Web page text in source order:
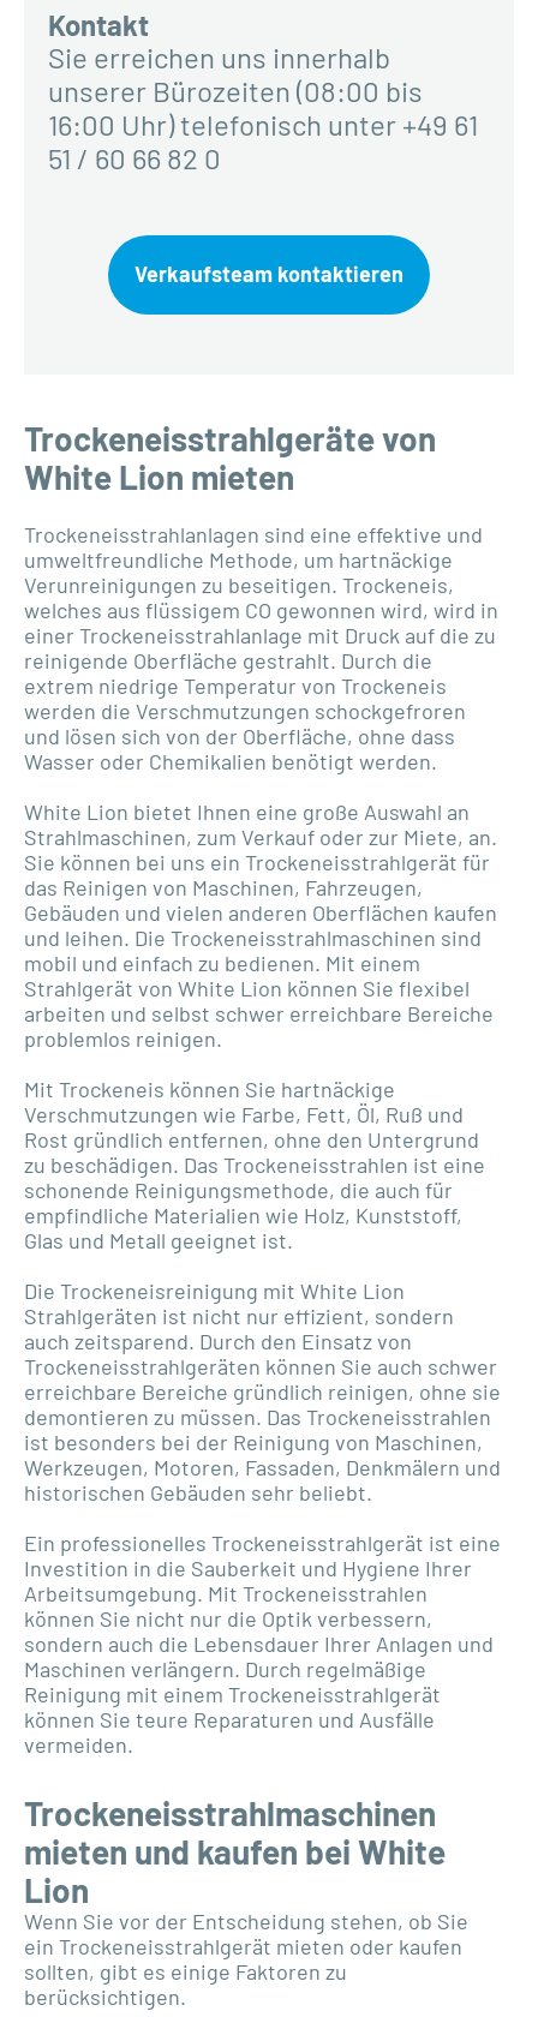
Kontakt
Sie erreichen uns innerhalb
unserer Bürozeiten (08:00 bis
16:00 Uhr) telefonisch unter +49 61
51 / 60 66 82 0
Verkaufsteam kontaktieren
Trockeneisstrahlgeräte von
White Lion mieten
Trockeneisstrahlanlagen sind eine effektive und
umweltfreundliche Methode, um hartnäckige
Verunreinigungen zu beseitigen. Trockeneis,
welches aus flüssigem CO gewonnen wird, wird in
einer Trockeneisstrahlanlage mit Druck auf die zu
reinigende Oberfläche gestrahlt. Durch die
extrem niedrige Temperatur von Trockeneis
werden die Verschmutzungen schockgefroren
und lösen sich von der Oberfläche, ohne dass
Wasser oder Chemikalien benötigt werden.
White Lion bietet Ihnen eine große Auswahl an
Strahlmaschinen, zum Verkauf oder zur Miete, an.
Sie können bei uns ein Trockeneisstrahlgerät für
das Reinigen von Maschinen, Fahrzeugen,
Gebäuden und vielen anderen Oberflächen kaufen
und leihen. Die Trockeneisstrahlmaschinen sind
mobil und einfach zu bedienen. Mit einem
Strahlgerät von White Lion können Sie flexibel
arbeiten und selbst schwer erreichbare Bereiche
problemlos reinigen.
Mit Trockeneis können Sie hartnäckige
Verschmutzungen wie Farbe, Fett, Öl, Ruß und
Rost gründlich entfernen, ohne den Untergrund
zu beschädigen. Das Trockeneisstrahlen ist eine
schonende Reinigungsmethode, die auch für
empfindliche Materialien wie Holz, Kunststoff,
Glas und Metall geeignet ist.
Die Trockeneisreinigung mit White Lion
Strahlgeräten ist nicht nur effizient, sondern
auch zeitsparend. Durch den Einsatz von
Trockeneisstrahlgeräten können Sie auch schwer
erreichbare Bereiche gründlich reinigen, ohne sie
demontieren zu müssen. Das Trockeneisstrahlen
ist besonders bei der Reinigung von Maschinen,
Werkzeugen, Motoren, Fassaden, Denkmälern und
historischen Gebäuden sehr beliebt.
Ein professionelles Trockeneisstrahlgerät ist eine
Investition in die Sauberkeit und Hygiene Ihrer
Arbeitsumgebung. Mit Trockeneisstrahlen
können Sie nicht nur die Optik verbessern,
sondern auch die Lebensdauer Ihrer Anlagen und
Maschinen verlängern. Durch regelmäßige
Reinigung mit einem Trockeneisstrahlgerät
können Sie teure Reparaturen und Ausfälle
vermeiden.
Trockeneisstrahlmaschinen
mieten und kaufen bei White
Lion
Wenn Sie vor der Entscheidung stehen, ob Sie
ein Trockeneisstrahlgerät mieten oder kaufen
sollten, gibt es einige Faktoren zu
berücksichtigen.